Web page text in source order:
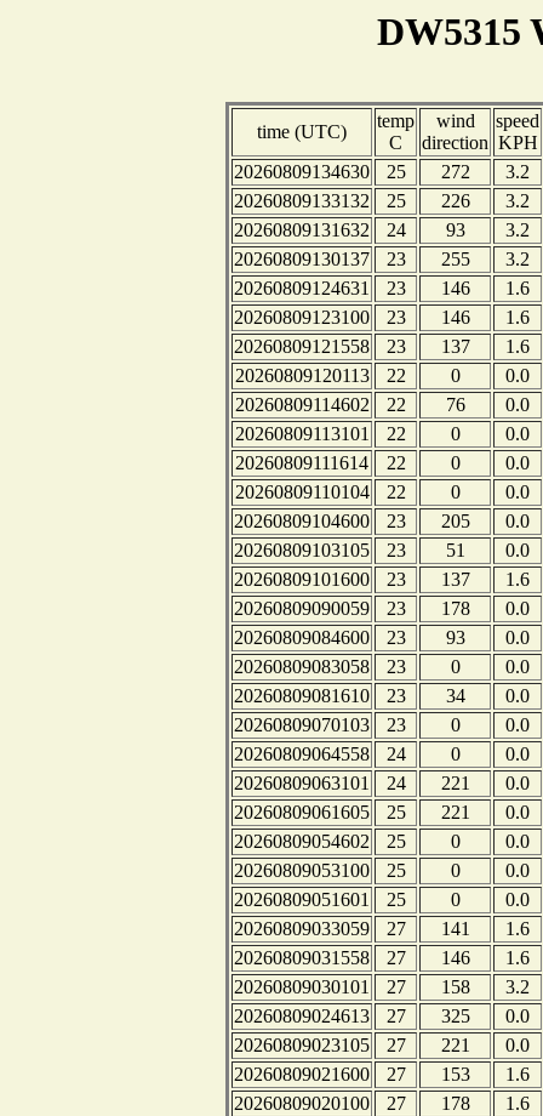
DW5315
time (UTC)
temp
C
wind
direction
speed
KPH
20260809134630
25 272
3.2
20260809133132
25 226
3.2
20260809131632
24 93
3.2
20260809130137
23 255
3.2
20260809124631
23 146
1.6
20260809123100
23 146
1.6
20260809121558
23 137
1.6
20260809120113
22 0
0.0
20260809114602
22 76
0.0
20260809113101
22 0
0.0
20260809111614
22 0
0.0
20260809110104
22 0
0.0
20260809104600
23 205
0.0
20260809103105
23 51
0.0
20260809101600
23 137
1.6
20260809090059
23 178
0.0
20260809084600
23 93
0.0
20260809083058
23 0
0.0
20260809081610
23 34
0.0
20260809070103
23 0
0.0
20260809064558
24 0
0.0
20260809063101
24 221
0.0
20260809061605
25 221
0.0
20260809054602
25 0
0.0
20260809053100
25 0
0.0
20260809051601
25 0
0.0
20260809033059
27 141
1.6
20260809031558
27 146
1.6
20260809030101
27 158
3.2
20260809024613
27 325
0.0
20260809023105
27 221
0.0
20260809021600
27 153
1.6
20260809020100
27 178
1.6